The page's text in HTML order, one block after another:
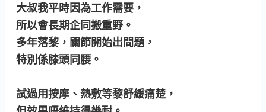
大叔我平時因為工作需要，
所以會長期企同搬重野。
多年落黎，關節開始出問題，
特別係膝頭同腰。
試過用按摩、熱敷等黎舒緩痛楚，